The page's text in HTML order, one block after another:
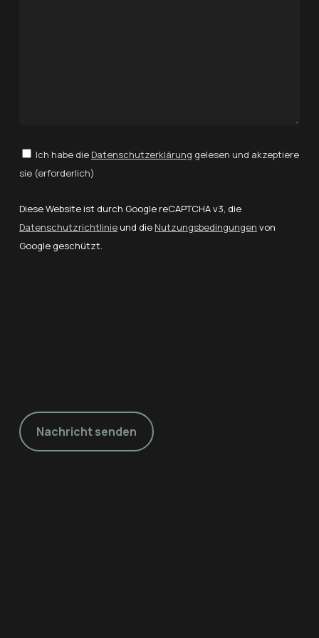
Ich habe die Datenschutzerklärung gelesen und akzeptiere
sie (erforderlich)
Diese Website ist durch Google reCAPTCHA v3, die
Datenschutzrichtlinie und die Nutzungsbedingungen von
Google geschützt.